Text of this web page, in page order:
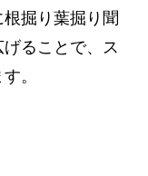
掘り葉掘り聞
ることで、ス
。